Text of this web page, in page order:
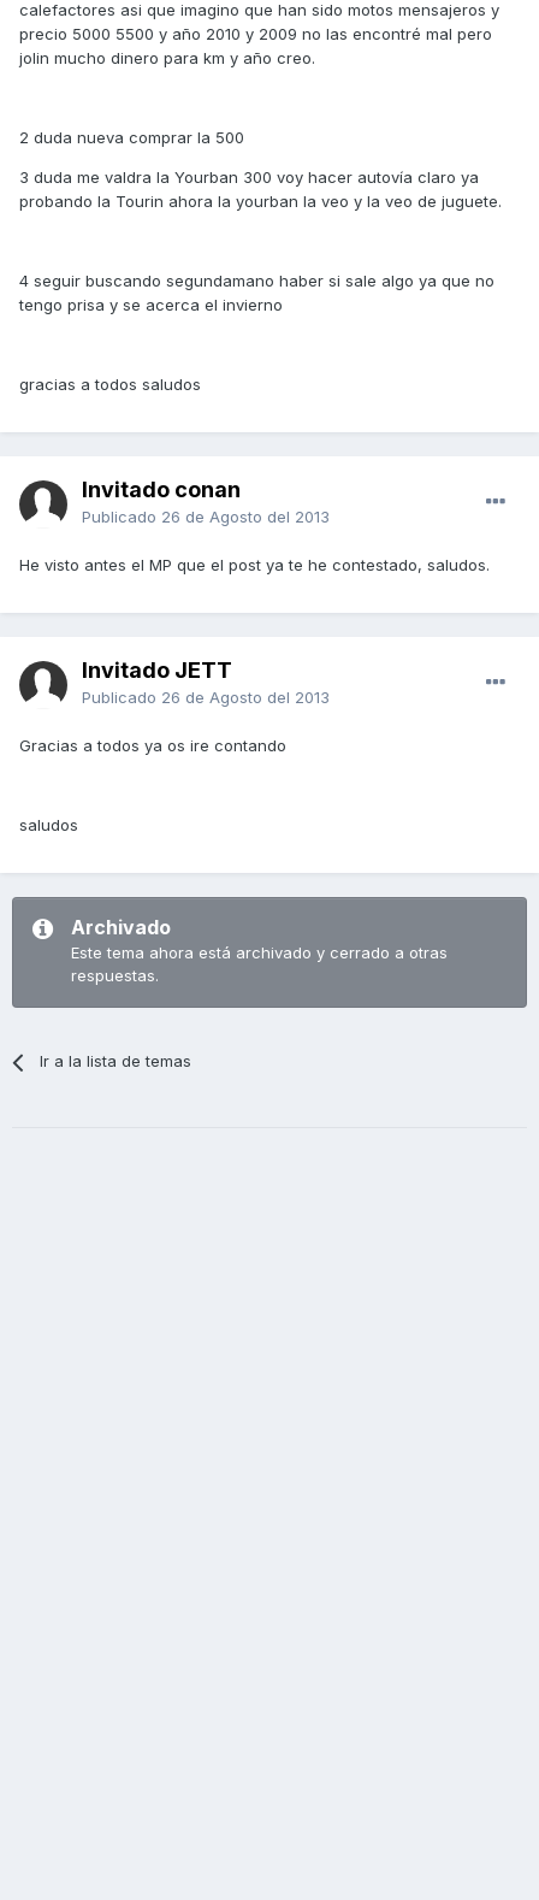
calefactores asi que imagino que han sido motos mensajeros y
precio 5000 5500 y año 2010 y 2009 no las encontré mal pero
jolin mucho dinero para km y año creo.
2 duda nueva comprar la 500
3 duda me valdra la Yourban 300 voy hacer autovía claro ya
probando la Tourin ahora la yourban la veo y la veo de juguete.
4 seguir buscando segundamano haber si sale algo ya que no
tengo prisa y se acerca el invierno
gracias a todos saludos
Invitado conan
Publicado 26 de Agosto del 2013
He visto antes el MP que el post ya te he contestado, saludos.
Invitado JETT
Publicado 26 de Agosto del 2013
Gracias a todos ya os ire contando
saludos
Archivado
Este tema ahora está archivado y cerrado a otras
respuestas.
Ir a la lista de temas